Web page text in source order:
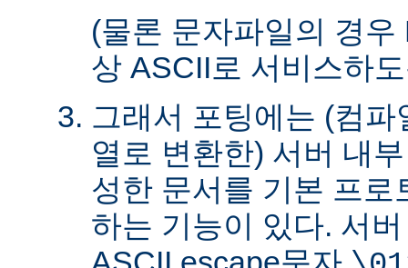
(물론 문자파일의 경
상 ASCII로 서비스하
그래서 포팅에는 (컴
열로 변환한) 서버 내
성한 문서를 기본 프로
하는 기능이 있다. 서